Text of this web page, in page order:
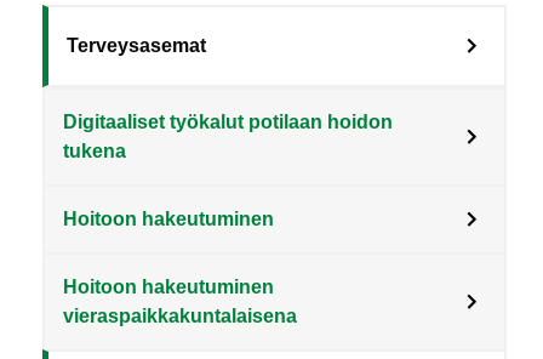
Sote
Menu
Asiakkaille
Terveysasemat
Digitaaliset työkalut potilaan hoidon
tukena
Hoitoon hakeutuminen
Hoitoon hakeutuminen
vieraspaikkakuntalaisena